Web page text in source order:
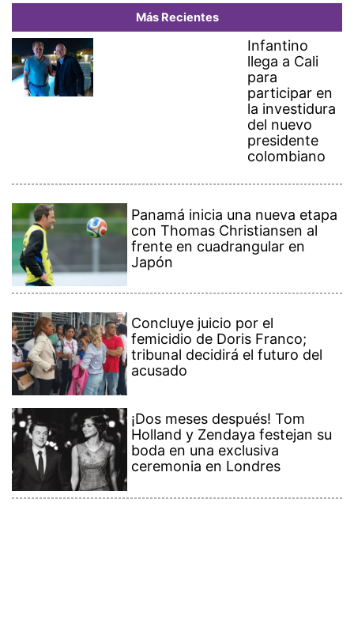
Más Recientes
Infantino
llega a Cali
para
participar en
la investidura
del nuevo
presidente
colombiano
Panamá inicia una nueva etapa
con Thomas Christiansen al
frente en cuadrangular en
Japón
Concluye juicio por el
femicidio de Doris Franco;
tribunal decidirá el futuro del
acusado
¡Dos meses después! Tom
Holland y Zendaya festejan su
boda en una exclusiva
ceremonia en Londres